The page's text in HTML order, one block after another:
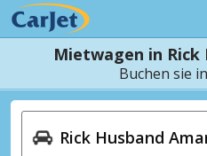
Mietwagen in Rick
Buchen sie